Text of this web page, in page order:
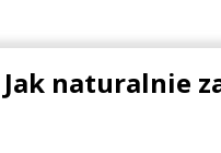
naturalnie